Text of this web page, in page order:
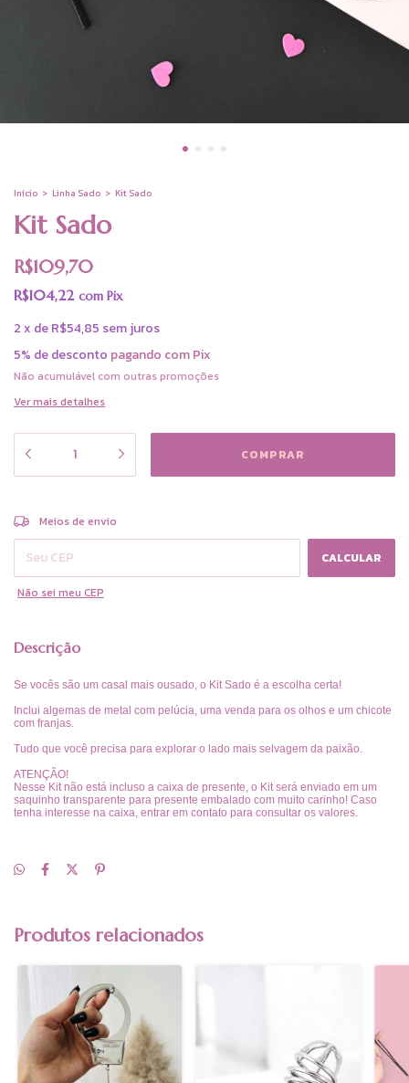
Início > Linha Sado > Kit Sado
Kit Sado
R$109,70
R$104,22 com Pix
2x deR$54,85 sem juros
5% de desconto pagando com Pix
Não acumulável com outras promoções
Ver mais detalhes
Entregas para o CEP:
Meios de envio
CALCULAR
Não sei meu CEP
Descrição
Se vocês são um casal mais ousado, o Kit Sado é a escolha certa!
Inclui algemas de metal com pelúcia, uma venda para os olhos e um chicote
com franjas.
Tudo que você precisa para explorar o lado mais selvagem da paixão.
ATENÇÃO!
Nesse Kit não está incluso a caixa de presente, o Kit será enviado em um
saquinho transparente para presente embalado com muito carinho! Caso
tenha interesse na caixa, entrar em contato para consultar os valores.
Produtos relacionados